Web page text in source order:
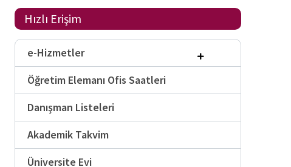
Hızlı Erişim
e-Hizmetler
Öğretim Elemanı Ofis Saatleri
Danışman Listeleri
Akademik Takvim
Üniversite Evi